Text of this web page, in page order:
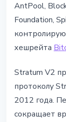
10 мая 2026
Наталия
AntPool,
Foundation,
хешрейта
Stratum V2
протоколу
2012 года.
сокращает